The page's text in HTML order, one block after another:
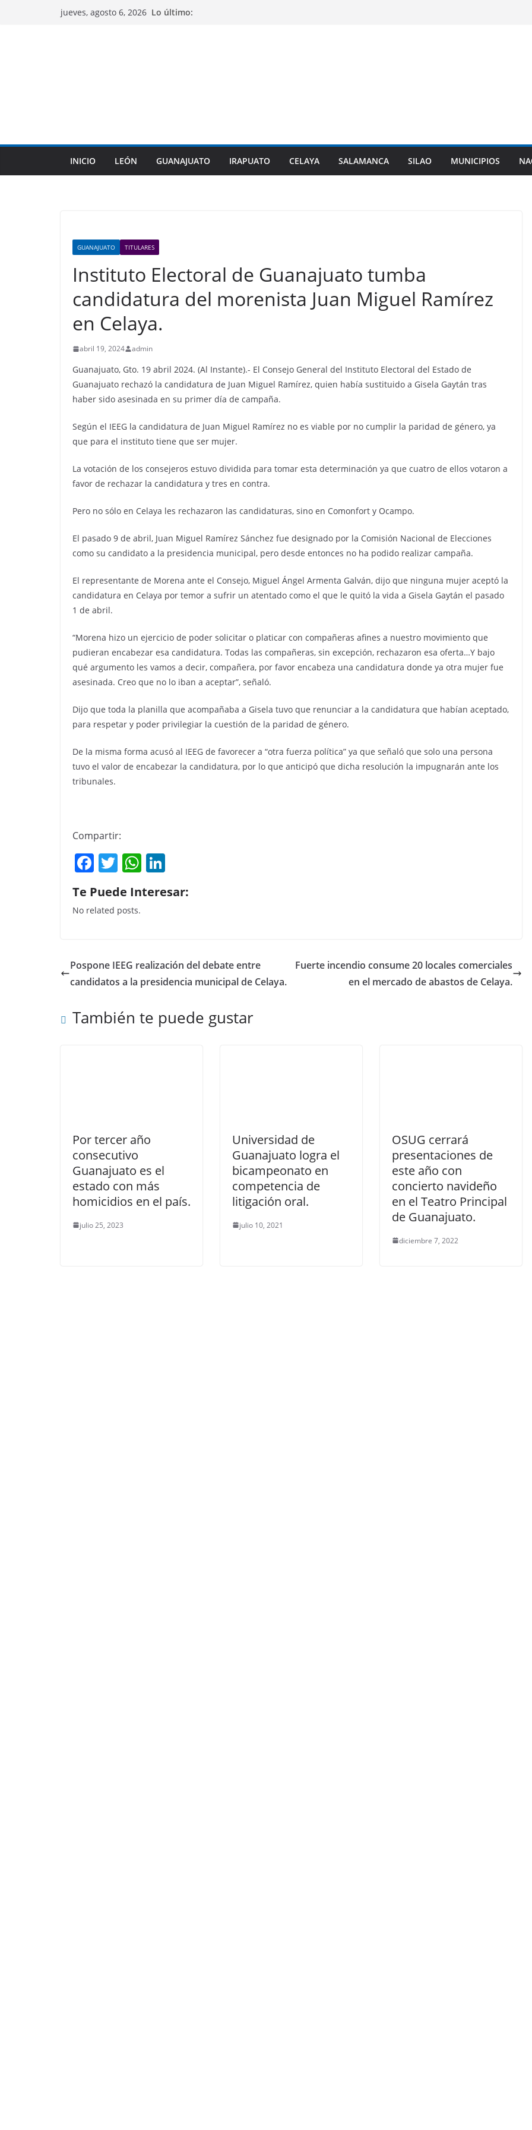
jueves, agosto 6, 2026 Lo último:
INICIO LEÓN GUANAJUATO IRAPUATO CELAYA SALAMANCA SILAO MUNICIPIOS
GUANAJUATO TITULARES
Instituto Electoral de Guanajuato tumba
candidatura del morenista Juan Miguel Ramírez
en Celaya.
abril 19, 2024 admin
Guanajuato, Gto. 19 abril 2024. (Al Instante).- El Consejo General del Instituto Electoral del Estado de
Guanajuato rechazó la candidatura de Juan Miguel Ramírez, quien había sustituido a Gisela Gaytán tras
haber sido asesinada en su primer día de campaña.
Según el IEEG la candidatura de Juan Miguel Ramírez no es viable por no cumplir la paridad de género, ya
que para el instituto tiene que ser mujer.
La votación de los consejeros estuvo dividida para tomar esta determinación ya que cuatro de ellos votaron a
favor de rechazar la candidatura y tres en contra.
Pero no sólo en Celaya les rechazaron las candidaturas, sino en Comonfort y Ocampo.
El pasado 9 de abril, Juan Miguel Ramírez Sánchez fue designado por la Comisión Nacional de Elecciones
como su candidato a la presidencia municipal, pero desde entonces no ha podido realizar campaña.
El representante de Morena ante el Consejo, Miguel Ángel Armenta Galván, dijo que ninguna mujer aceptó la
candidatura en Celaya por temor a sufrir un atentado como el que le quitó la vida a Gisela Gaytán el pasado
1 de abril.
“Morena hizo un ejercicio de poder solicitar o platicar con compañeras afines a nuestro movimiento que
pudieran encabezar esa candidatura. Todas las compañeras, sin excepción, rechazaron esa oferta…Y bajo
qué argumento les vamos a decir, compañera, por favor encabeza una candidatura donde ya otra mujer fue
asesinada. Creo que no lo iban a aceptar”, señaló.
Dijo que toda la planilla que acompañaba a Gisela tuvo que renunciar a la candidatura que habían aceptado,
para respetar y poder privilegiar la cuestión de la paridad de género.
De la misma forma acusó al IEEG de favorecer a “otra fuerza política” ya que señaló que solo una persona
tuvo el valor de encabezar la candidatura, por lo que anticipó que dicha resolución la impugnarán ante los
tribunales.
Compartir:
F
a
c
e
o
o
T
w
itt
er
W
h
at
p
p
k
n
Te Puede Interesar:
No related posts.
Pospone IEEG realización del debate entre
candidatos a la presidencia municipal de Celaya.
Fuerte incendio consume 20 locales comerciales
en el mercado de abastos de Celaya.
También te puede gustar
Por tercer año
consecutivo
Guanajuato es el
estado con más
homicidios en el país.
julio 25, 2023
Universidad de
Guanajuato logra el
bicampeonato en
competencia de
litigación oral.
julio 10, 2021
OSUG cerrará
presentaciones de
este año con
concierto navideño
en el Teatro Principal
de Guanajuato.
diciembre 7, 2022